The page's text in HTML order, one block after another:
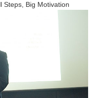
Big Motivation